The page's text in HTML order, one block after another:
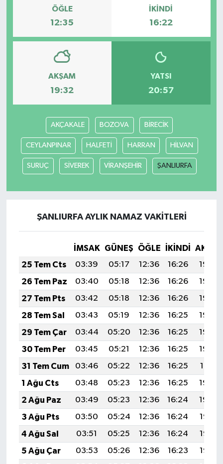
ÖĞLE
12:35
İKINDI
16:22
AKŞAM
19:32
YATSI
20:57
AKÇAKALE BOZOVA BİRECİK
CEYLANPINAR HALFETİ HARRAN HİLVAN
SURUÇ SİVEREK VİRANŞEHİR ŞANLIURFA
ŞANLIURFA AYLIK NAMAZ VAKITLERI
İMSAK GÜNEŞ ÖĞLE İKINDI
25 Tem Cts
03:39 05:17 12:36 16:26
19:46
26 Tem Paz
03:40 05:18 12:36 16:26
19:45
27 Tem Pts
03:42 05:18 12:36 16:26
19:44
28 Tem Sal
03:43 05:19 12:36 16:25
19:44
29 Tem Çar
03:44 05:20 12:36 16:25
19:43
30 Tem Per
03:45 05:21 12:36 16:25
19:42
31 Tem Cum
03:46 05:22 12:36 16:25
19:41
1 Ağu Cts
03:48 05:23 12:36 16:25
19:40
2 Ağu Paz
03:49 05:23 12:36 16:24
19:39
3 Ağu Pts
03:50 05:24 12:36 16:24
19:38
4 Ağu Sal
03:51 05:25 12:36 16:24
19:37
5 Ağu Çar
03:53 05:26 12:36 16:23
19:36